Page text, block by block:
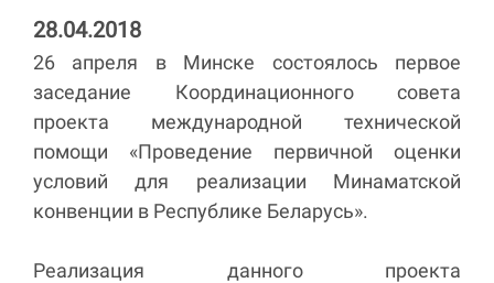
28.04.2018
26 апреля в Минске состоялось первое
заседание Координационного совета
проекта международной технической
помощи «Проведение первичной оценки
условий для реализации Минаматской
конвенции в Республике Беларусь».
Реализация данного проекта